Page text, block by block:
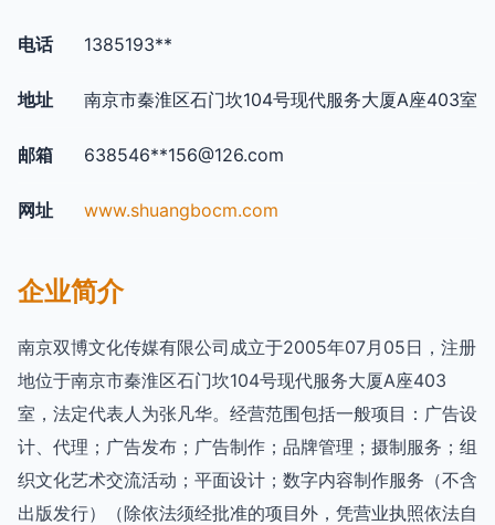
电话 1385193**
地址 南京市秦淮区石门坎104号现代服务大厦A座403室
邮箱 638546**156@126.com
网址 www.shuangbocm.com
企业简介
南京双博文化传媒有限公司成立于2005年07月05日，注册
地位于南京市秦淮区石门坎104号现代服务大厦A座403
室，法定代表人为张凡华。经营范围包括一般项目：广告设
计、代理；广告发布；广告制作；品牌管理；摄制服务；组
织文化艺术交流活动；平面设计；数字内容制作服务（不含
出版发行）（除依法须经批准的项目外，凭营业执照依法自